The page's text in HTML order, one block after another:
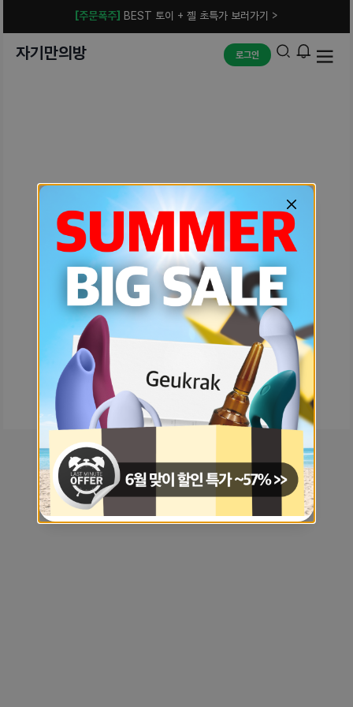
[주문폭주] BEST 토이 + 젤 초특가 보러가기 >
자기만의방 로그인
예상치 못한 에러입니다.